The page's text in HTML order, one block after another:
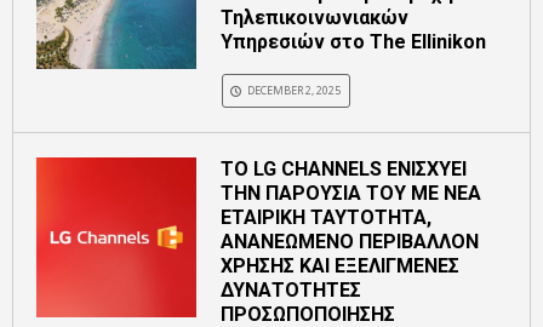
Τηλεπικοινωνιακών
Υπηρεσιών στο The Ellinikon
DECEMBER 2, 2025
ΤΟ LG CHANNELS ΕΝΙΣΧΥΕΙ
ΤΗΝ ΠΑΡΟΥΣΙΑ ΤOY ΜΕ ΝΕΑ
ΕΤΑΙΡΙΚΗ ΤΑΥΤΟΤΗΤΑ,
ΑΝΑΝΕΩΜΕΝΟ ΠΕΡΙΒΑΛΛΟΝ
ΧΡΗΣΗΣ ΚΑΙ ΕΞΕΛΙΓΜΕΝΕΣ
ΔΥΝΑΤΟΤΗΤΕΣ
ΠΡΟΣΩΠΟΠΟΙΗΣΗΣ